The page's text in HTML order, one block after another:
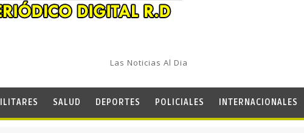
Las Noticias Al Dia
SALUD DEPORTES POLICIALES INTERNACIONALES